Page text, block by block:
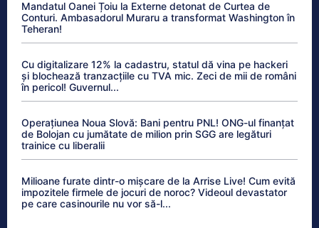
Mandatul Oanei Țoiu la Externe detonat de Curtea de
Conturi. Ambasadorul Muraru a transformat Washington în
Teheran!
Cu digitalizare 12% la cadastru, statul dă vina pe hackeri
și blochează tranzacțiile cu TVA mic. Zeci de mii de români
în pericol! Guvernul...
Operațiunea Noua Slovă: Bani pentru PNL! ONG-ul finanțat
de Bolojan cu jumătate de milion prin SGG are legături
trainice cu liberalii
Milioane furate dintr-o mișcare de la Arrise Live! Cum evită
impozitele firmele de jocuri de noroc? Videoul devastator
pe care casinourile nu vor să-l...